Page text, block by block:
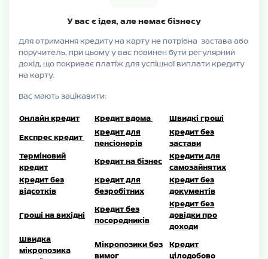
У вас є ідея, але немає бізнесу
Для отримання кредиту на карту не потрібна застава або
поручитель, при цьому у вас повинен бути регулярний
дохід, що покриває платіж для успішної виплати кредиту
на карту.
Вас мають зацікавити:
Онлайн кредит Кредит вдома Швидкі гроші
Експрес кредит
Кредит для
пенсіонерів
Кредит без
застави
Терміновий
кредит
Кредит на бізнес
Кредити для
самозайнятих
Кредит без
відсотків
Кредит для
безробітних
Кредит без
документів
Гроші на вихідні
Кредит без
посередників
Кредит без
довідки про
доходи
Швидка
мікропозика
Мікропозики без
вимог
Кредит
цілодобово